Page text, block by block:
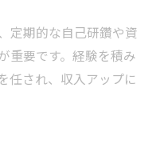
定期的な自己研鑽や資
重要です。経験を積み
任され、収入アップに